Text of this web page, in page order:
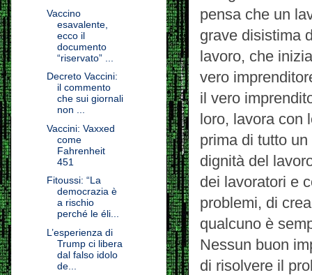
pensa che un
grave disistima
lavoro, che
vero
il vero
loro, lavora con
prima di tutto
dignità del
dei lavoratori e
problemi, di
qualcuno è
Nessun buon
di risolvere il
Vaccino
esavalente,
ecco il
documento
“riservato” ...
Decreto Vaccini:
il commento
che sui giornali
non ...
Vaccini: Vaxxed
come
Fahrenheit
451
Fitoussi: “La
democrazia è
a rischio
perché le éli...
L’esperienza di
Trump ci libera
dal falso idolo
de...